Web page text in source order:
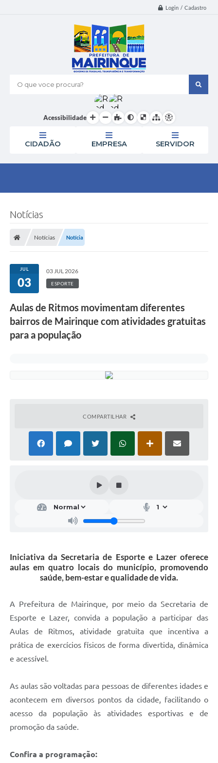
Login / Cadastro
O que voce procura?
Acessibilidade
CIDADÃO EMPRESA SERVIDOR
Notícias
Notícias Notícia
JUL
03
03 JUL 2026
ESPORTE
Aulas de Ritmos movimentam diferentes
bairros de Mairinque com atividades gratuitas
para a população
COMPARTILHAR
Iniciativa da Secretaria de Esporte e Lazer oferece
aulas em quatro locais do município, promovendo
saúde, bem-estar e qualidade de vida.
A Prefeitura de Mairinque, por meio da Secretaria de
Esporte e Lazer, convida a população a participar das
Aulas de Ritmos, atividade gratuita que incentiva a
prática de exercícios físicos de forma divertida, dinâmica
e acessível.
As aulas são voltadas para pessoas de diferentes idades e
acontecem em diversos pontos da cidade, facilitando o
acesso da população às atividades esportivas e de
promoção da saúde.
Confira a programação: